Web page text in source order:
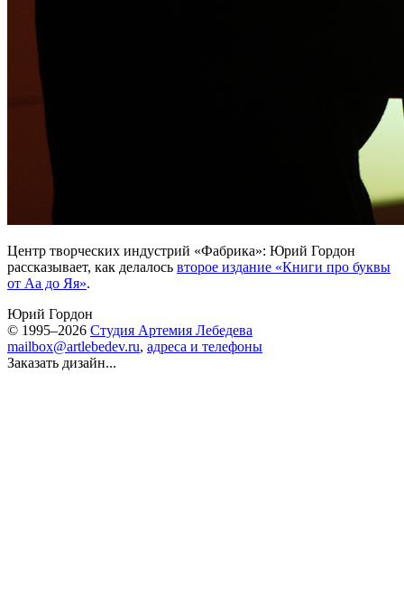
Центр творческих индустрий «Фабрика»: Юрий Гордон
рассказывает, как делалось второе издание «Книги про буквы
от Аа до Яя».
Юрий Гордон
© 1995–2026 Студия Артемия Лебедева
mailbox@artlebedev.ru, адреса и телефоны
Заказать дизайн...